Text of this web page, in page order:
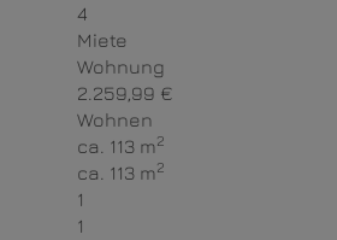
4
Miete
Wohnung
2.259,99 €
Wohnen
ca. 113 m2
ca. 113 m2
1
1